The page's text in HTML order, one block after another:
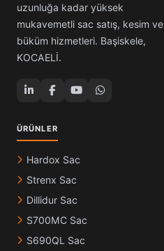
uzunluğa kadar yüksek
mukavemetli sac satış, kesim ve
büküm hizmetleri. Başiskele,
KOCAELİ.
ÜRÜNLER
Hardox Sac
Strenx Sac
Dillidur Sac
S700MC Sac
S690QL Sac